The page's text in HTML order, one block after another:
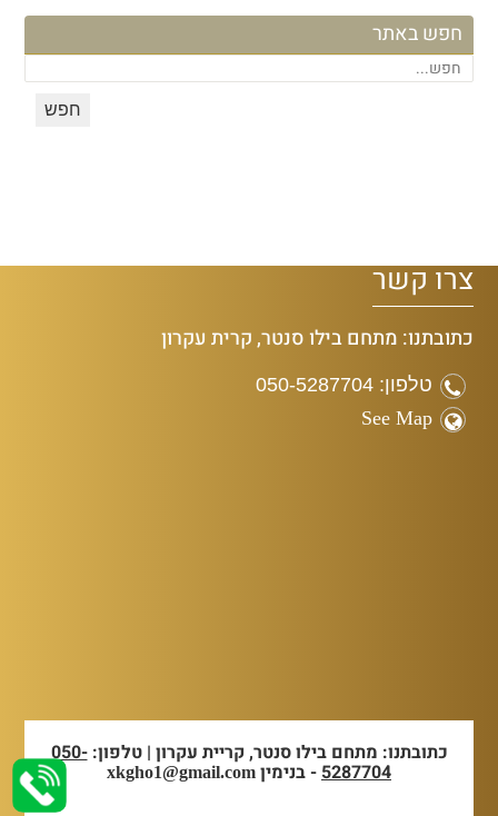
חפש באתר
צרו קשר
כתובתנו: מתחם בילו סנטר, קרית עקרון
טלפון: 050-5287704
See Map
כתובתנו: מתחם בילו סנטר, קריית עקרון | טלפון:050-
5287704- בנימין xkgho1@gmail.com